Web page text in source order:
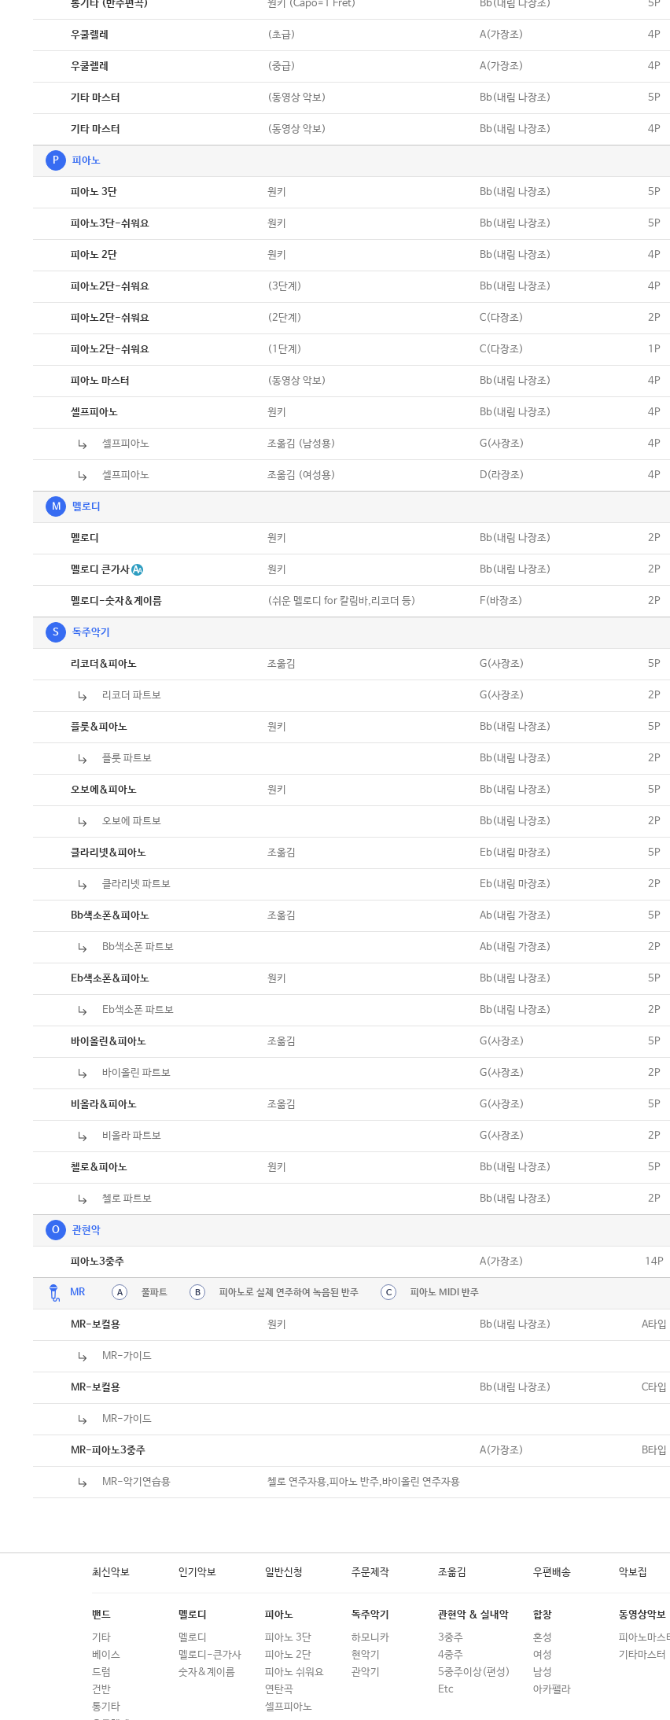
통기타 (반주편곡) 원키 (Capo=1 Fret) Bb(내림 나장조) 5P
우쿨렐레 (초급) A(가장조) 4P
우쿨렐레 (중급) A(가장조) 4P
기타 마스터 (동영상 악보) Bb(내림 나장조) 5P
기타 마스터 (동영상 악보) Bb(내림 나장조) 4P
P 피아노
피아노 3단 원키 Bb(내림 나장조) 5P
피아노3단-쉬워요 원키 Bb(내림 나장조) 5P
피아노 2단 원키 Bb(내림 나장조) 4P
피아노2단-쉬워요 (3단계) Bb(내림 나장조) 4P
피아노2단-쉬워요 (2단계) C(다장조) 2P
피아노2단-쉬워요 (1단계) C(다장조) 1P
피아노 마스터 (동영상 악보) Bb(내림 나장조) 4P
셀프피아노 원키 Bb(내림 나장조) 4P
셀프피아노 조옮김 (남성용) G(사장조) 4P
셀프피아노 조옮김 (여성용) D(라장조) 4P
M 멜로디
멜로디 원키 Bb(내림 나장조) 2P
멜로디 큰가사 원키 Bb(내림 나장조) 2P
멜로디-숫자&계이름 (쉬운 멜로디 for 칼림바,리코더 등) F(바장조) 2P
S 독주악기
리코더&피아노 조옮김 G(사장조) 5P
리코더 파트보 G(사장조) 2P
플룻&피아노 원키 Bb(내림 나장조) 5P
플룻 파트보 Bb(내림 나장조) 2P
오보에&피아노 원키 Bb(내림 나장조) 5P
오보에 파트보 Bb(내림 나장조) 2P
클라리넷&피아노 조옮김 Eb(내림 마장조) 5P
클라리넷 파트보 Eb(내림 마장조) 2P
Bb색소폰&피아노 조옮김 Ab(내림 가장조) 5P
Bb색소폰 파트보 Ab(내림 가장조) 2P
Eb색소폰&피아노 원키 Bb(내림 나장조) 5P
Eb색소폰 파트보 Bb(내림 나장조) 2P
바이올린&피아노 조옮김 G(사장조) 5P
바이올린 파트보 G(사장조) 2P
비올라&피아노 조옮김 G(사장조) 5P
비올라 파트보 G(사장조) 2P
첼로&피아노 원키 Bb(내림 나장조) 5P
첼로 파트보 Bb(내림 나장조) 2P
O 관현악
피아노3중주 A(가장조) 14P
MR A 풀파트 B 피아노로 실제 연주하여 녹음된 반주 C 피아노 MIDI 반주
MR-보컬용 원키 Bb(내림 나장조) A타입
MR-가이드
MR-보컬용 Bb(내림 나장조) C타입
MR-가이드
MR-피아노3중주 A(가장조) B타입
MR-악기연습용 첼로 연주자용,피아노 반주,바이올린 연주자용
최신악보 인기악보 일반신청 주문제작 조옮김 우편배송 악보집
밴드
기타
베이스
드럼
건반
통기타
멜로디
멜로디
멜로디-큰가사
숫자&계이름
피아노
피아노 3단
피아노 2단
피아노 쉬워요
연탄곡
셀프피아노
독주악기
하모니카
현악기
관악기
관현악 & 실내악
3중주
4중주
5중주이상(편성)
Etc
합창
혼성
여성
남성
아카펠라
동영상악보
피아노마스
기타마스터